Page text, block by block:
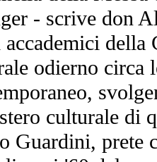
- scrive don
della
odierno circa
culturale di
Guardini, prete